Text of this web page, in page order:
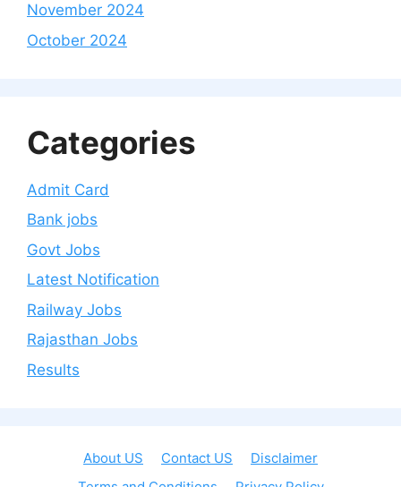
November 2024
October 2024
Categories
Admit Card
Bank jobs
Govt Jobs
Latest Notification
Railway Jobs
Rajasthan Jobs
Results
About US Contact US
Disclaimer